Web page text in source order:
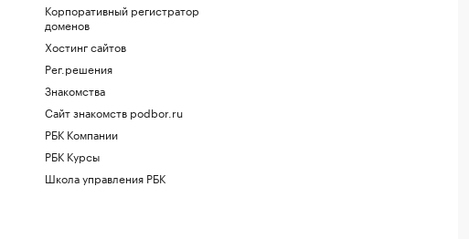
Корпоративный регистратор
доменов
Хостинг сайтов
Рег.решения
Знакомства
Сайт знакомств podbor.ru
РБК Компании
РБК Курсы
Школа управления РБК